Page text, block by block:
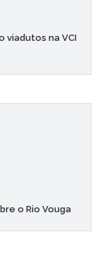
viadutos na VCI
o Rio Vouga